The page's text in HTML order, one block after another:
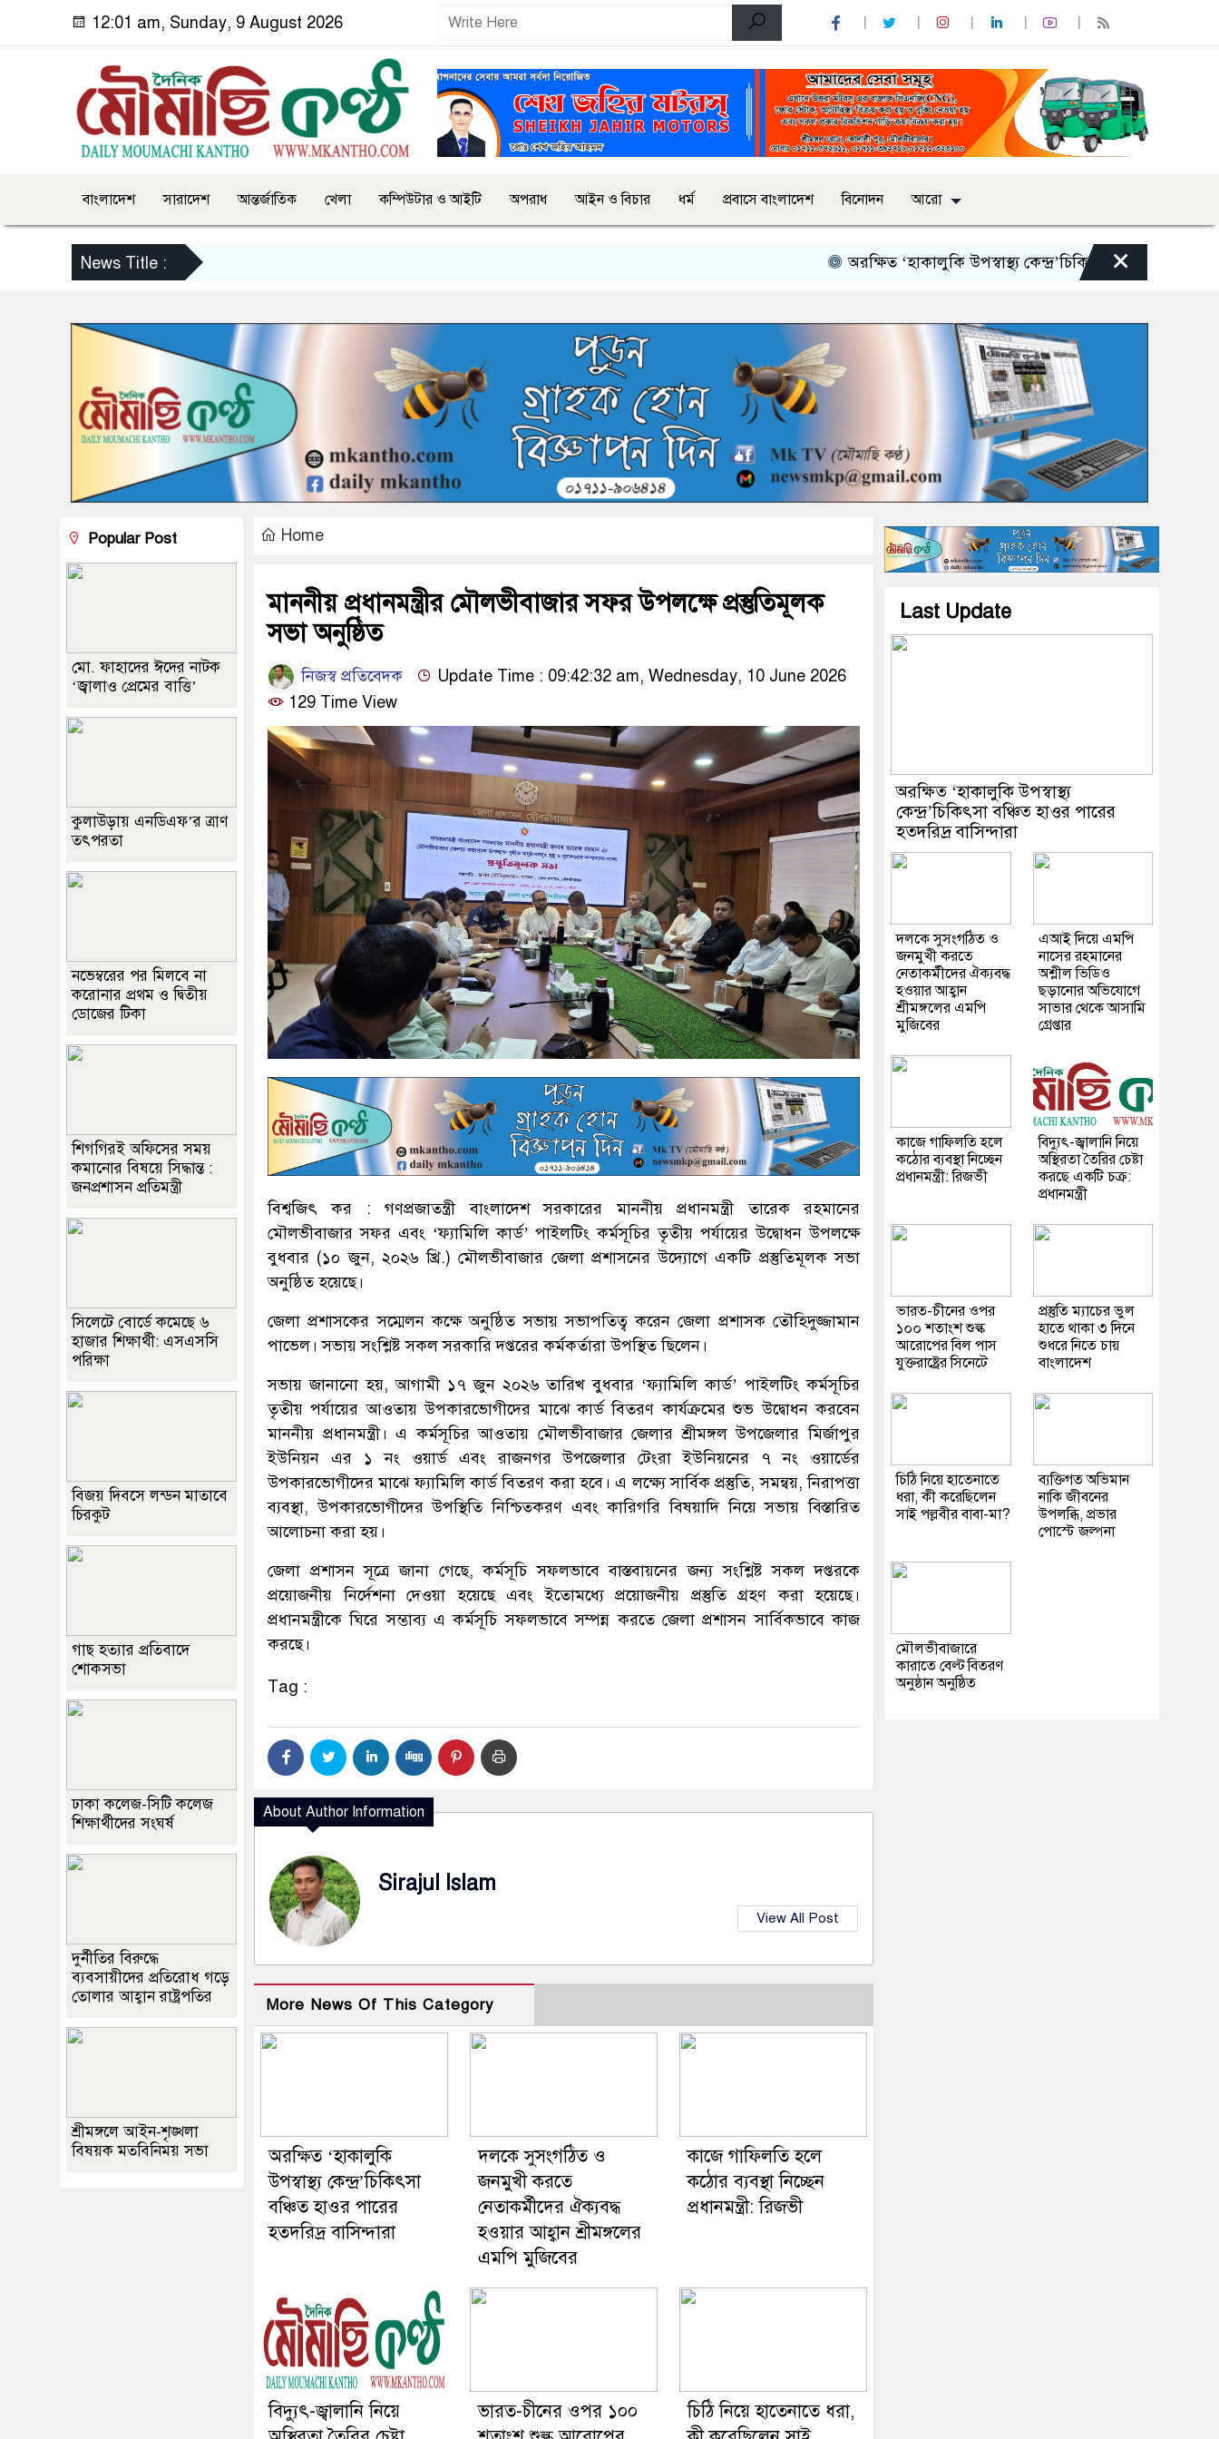
12:01 am, Sunday, 9 August 2026
বাংলাদেশ সারাদেশ আন্তর্জাতিক খেলা কম্পিউটার ও আইটি অপরাধ আইন ও বিচার ধর্ম প্রবাসে বাংলাদেশ বিনোদন আরো
News Title : অরক্ষিত ‘হাকালুকি উপস্বাস্থ্য কেন্দ্র’চিকিৎসা বঞ্চিত হাওর পারের
×
Home
মাননীয় প্রধানমন্ত্রীর মৌলভীবাজার সফর উপলক্ষে প্রস্তুতিমূলক
সভা অনুষ্ঠিত
নিজস্ব প্রতিবেদক
Update Time : 09:42:32 am, Wednesday, 10 June 2026
129 Time View
বিশ্বজিৎ কর : গণপ্রজাতন্ত্রী বাংলাদেশ সরকারের মাননীয় প্রধানমন্ত্রী তারেক রহমানের
মৌলভীবাজার সফর এবং ‘ফ্যামিলি কার্ড’ পাইলটিং কর্মসূচির তৃতীয় পর্যায়ের উদ্বোধন উপলক্ষে
বুধবার (১০ জুন, ২০২৬ খ্রি.) মৌলভীবাজার জেলা প্রশাসনের উদ্যোগে একটি প্রস্তুতিমূলক সভা
অনুষ্ঠিত হয়েছে।
জেলা প্রশাসকের সম্মেলন কক্ষে অনুষ্ঠিত সভায় সভাপতিত্ব করেন জেলা প্রশাসক তৌহিদুজ্জামান
পাভেল। সভায় সংশ্লিষ্ট সকল সরকারি দপ্তরের কর্মকর্তারা উপস্থিত ছিলেন।
সভায় জানানো হয়, আগামী ১৭ জুন ২০২৬ তারিখ বুধবার ‘ফ্যামিলি কার্ড’ পাইলটিং কর্মসূচির
তৃতীয় পর্যায়ের আওতায় উপকারভোগীদের মাঝে কার্ড বিতরণ কার্যক্রমের শুভ উদ্বোধন করবেন
মাননীয় প্রধানমন্ত্রী। এ কর্মসূচির আওতায় মৌলভীবাজার জেলার শ্রীমঙ্গল উপজেলার মির্জাপুর
ইউনিয়ন এর ১ নং ওয়ার্ড এবং রাজনগর উপজেলার টেংরা ইউনিয়নের ৭ নং ওয়ার্ডের
উপকারভোগীদের মাঝে ফ্যামিলি কার্ড বিতরণ করা হবে। এ লক্ষ্যে সার্বিক প্রস্তুতি, সমন্বয়, নিরাপত্তা
ব্যবস্থা, উপকারভোগীদের উপস্থিতি নিশ্চিতকরণ এবং কারিগরি বিষয়াদি নিয়ে সভায় বিস্তারিত
আলোচনা করা হয়।
জেলা প্রশাসন সূত্রে জানা গেছে, কর্মসূচি সফলভাবে বাস্তবায়নের জন্য সংশ্লিষ্ট সকল দপ্তরকে
প্রয়োজনীয় নির্দেশনা দেওয়া হয়েছে এবং ইতোমধ্যে প্রয়োজনীয় প্রস্তুতি গ্রহণ করা হয়েছে।
প্রধানমন্ত্রীকে ঘিরে সম্ভাব্য এ কর্মসূচি সফলভাবে সম্পন্ন করতে জেলা প্রশাসন সার্বিকভাবে কাজ
করছে।
Tag :
About Author Information
Sirajul Islam
View All Post
More News Of This Category
অরক্ষিত ‘হাকালুকি
উপস্বাস্থ্য কেন্দ্র’চিকিৎসা
বঞ্চিত হাওর পারের
হতদরিদ্র বাসিন্দারা
দলকে সুসংগঠিত ও
জনমুখী করতে
নেতাকর্মীদের ঐক্যবদ্ধ
হওয়ার আহ্বান শ্রীমঙ্গলের
এমপি মুজিবের
কাজে গাফিলতি হলে
কঠোর ব্যবস্থা নিচ্ছেন
প্রধানমন্ত্রী: রিজভী
বিদ্যুৎ-জ্বালানি নিয়ে
ভারত-চীনের ওপর ১০০
চিঠি নিয়ে হাতেনাতে ধরা,
Popular Post
মো. ফাহাদের ঈদের নাটক
‘জ্বালাও প্রেমের বাত্তি’
কুলাউড়ায় এনডিএফ’র ত্রাণ
তৎপরতা
নভেম্বরের পর মিলবে না
করোনার প্রথম ও দ্বিতীয়
ডোজের টিকা
শিগগিরই অফিসের সময়
কমানোর বিষয়ে সিদ্ধান্ত :
জনপ্রশাসন প্রতিমন্ত্রী
সিলেটে বোর্ডে কমেছে ৬
হাজার শিক্ষার্থী: এসএসসি
পরিক্ষা
বিজয় দিবসে লন্ডন মাতাবে
চিরকুট
গাছ হত্যার প্রতিবাদে
শোকসভা
ঢাকা কলেজ-সিটি কলেজ
শিক্ষার্থীদের সংঘর্ষ
দুর্নীতির বিরুদ্ধে
ব্যবসায়ীদের প্রতিরোধ গড়ে
তোলার আহ্বান রাষ্ট্রপতির
শ্রীমঙ্গলে আইন-শৃঙ্খলা
বিষয়ক মতবিনিময় সভা
Last Update
অরক্ষিত ‘হাকালুকি উপস্বাস্থ্য
কেন্দ্র’চিকিৎসা বঞ্চিত হাওর পারের
হতদরিদ্র বাসিন্দারা
দলকে সুসংগঠিত ও
জনমুখী করতে
নেতাকর্মীদের ঐক্যবদ্ধ
হওয়ার আহ্বান
শ্রীমঙ্গলের এমপি
মুজিবের
এআই দিয়ে এমপি
নাসের রহমানের
অশ্লীল ভিডিও
ছড়ানোর অভিযোগে
সাভার থেকে আসামি
গ্রেপ্তার
কাজে গাফিলতি হলে
কঠোর ব্যবস্থা নিচ্ছেন
প্রধানমন্ত্রী: রিজভী
বিদ্যুৎ-জ্বালানি নিয়ে
অস্থিরতা তৈরির চেষ্টা
করছে একটি চক্র:
প্রধানমন্ত্রী
ভারত-চীনের ওপর
১০০ শতাংশ শুল্ক
আরোপের বিল পাস
যুক্তরাষ্ট্রের সিনেটে
প্রস্তুতি ম্যাচের ভুল
হাতে থাকা ৩ দিনে
শুধরে নিতে চায়
বাংলাদেশ
চিঠি নিয়ে হাতেনাতে
ধরা, কী করেছিলেন
সাই পল্লবীর বাবা-মা?
ব্যক্তিগত অভিমান
নাকি জীবনের
উপলব্ধি, প্রভার
পোস্টে জল্পনা
মৌলভীবাজারে
কারাতে বেল্ট বিতরণ
অনুষ্ঠান অনুষ্ঠিত